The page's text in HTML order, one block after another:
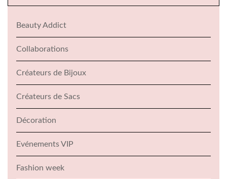
Beauty Addict
Collaborations
Créateurs de Bijoux
Créateurs de Sacs
Décoration
Evénements VIP
Fashion week